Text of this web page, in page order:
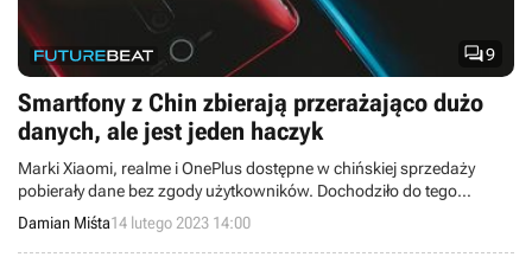
9
Smartfony z Chin zbierają przerażająco dużo
danych, ale jest jeden haczyk
Marki Xiaomi, realme i OnePlus dostępne w chińskiej sprzedaży
pobierały dane bez zgody użytkowników. Dochodziło do tego
znacznie częściej niż w egzemplarzach przeznaczonych na rynek
międzynarodowy.
Damian Miśta14 lutego 2023 14:00